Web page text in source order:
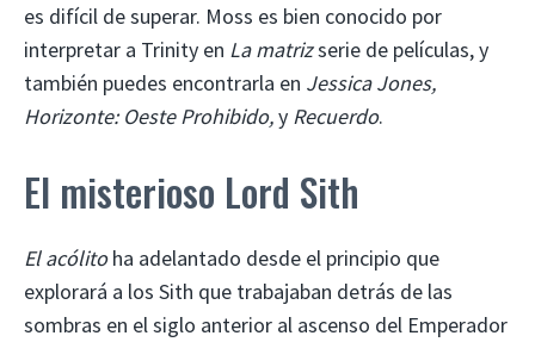
es difícil de superar. Moss es bien conocido por
interpretar a Trinity en La matrizserie de películas, y
también puedes encontrarla en Jessica Jones,
Horizonte: Oeste Prohibido,y Recuerdo.
El misterioso Lord Sith
El acólitoha adelantado desde el principio que
explorará a los Sith que trabajaban detrás de las
sombras en el siglo anterior al ascenso del Emperador